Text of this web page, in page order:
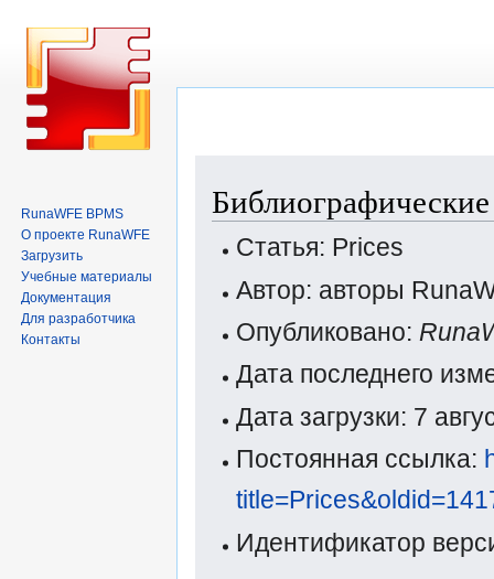
навигации
поиску
Статья: Prices
Автор: авторы
Опубликовано:
Дата последнего
Дата загрузки: 7
Постоянная ссылка:
Идентификатор
RunaWFE BPMS
О проекте RunaWFE
Загрузить
Учебные материалы
Документация
Для разработчика
Контакты